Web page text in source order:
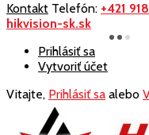
Kontakt Telefón: +421
hikvision-sk.sk
Prihlásiť sa
Vytvoriť účet
Vitajte, Prihlásiť sa alebo